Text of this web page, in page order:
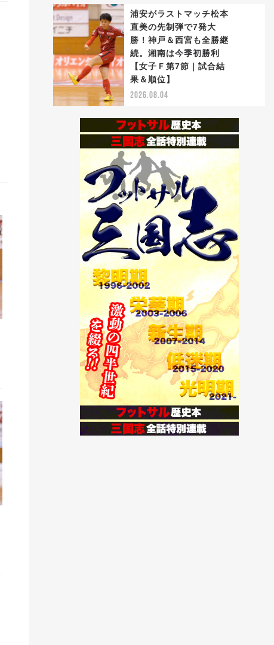
浦安がラストマッチ松本
直美の先制弾で7発大
勝！神戸＆西宮も全勝継
続。湘南は今季初勝利
【女子Ｆ第7節｜試合結
果＆順位】
2026.08.04